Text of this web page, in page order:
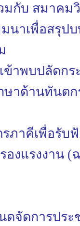
กับ สมาคม
าเพื่อสรุปบ
าพบปลัดกร
ษาด้านทันต
ภาคีเพื่อรับ
งแรงงาน (
ดจัดการปร